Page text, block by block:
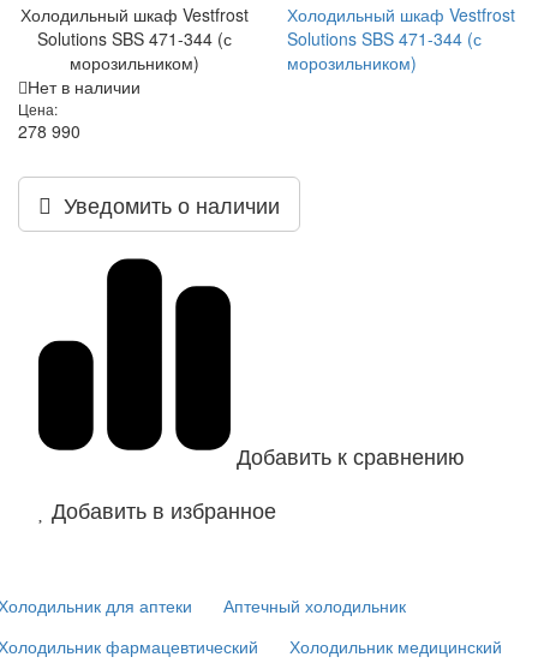
Холодильный шкаф Vestfrost
Solutions SBS 471-344 (с
морозильником)
Холодильный шкаф Vestfrost
Solutions SBS 471-344 (с
морозильником)
Нет в наличии
Цена:
278 990
Уведомить о наличии
Добавить к сравнению
Добавить в избранное
для аптеки
Аптечный холодильник
фармацевтический
Холодильник медицинский